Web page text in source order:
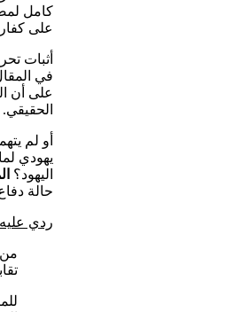
كامل
على
أثبات
في
على أن
الحقيقي.
أو لم
يهودي
اليهود؟
حالة
ردي عليه
من